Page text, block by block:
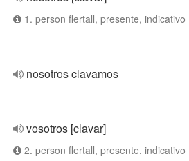
1. person flertall, presente, indicativo
nosotros clavamos
vosotros [clavar]
2. person flertall, presente, indicativo